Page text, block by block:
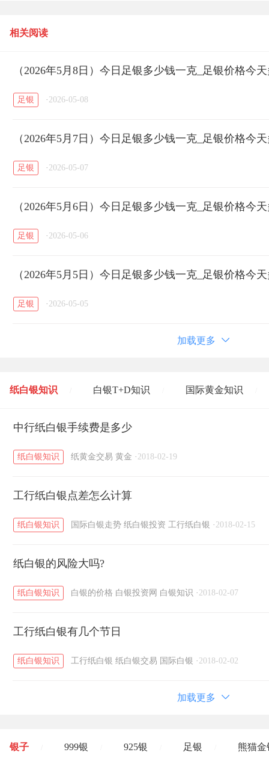
相关阅读
（2026年5月8日）今日足银多少钱一克_足银价格今
足银 · 2026-05-08
（2026年5月7日）今日足银多少钱一克_足银价格今
足银 · 2026-05-07
（2026年5月6日）今日足银多少钱一克_足银价格今
足银 · 2026-05-06
（2026年5月5日）今日足银多少钱一克_足银价格今
足银 · 2026-05-05
加载更多
纸白银知识 白银T+D知识 国际黄金知识
黄金T+D知识 / 粤贵银知识
中行纸白银手续费是多少
纸白银知识 纸黄金交易 黄金 · 2018-02-19
工行纸白银点差怎么计算
纸白银知识 国际白银走势 纸白银投资 工行纸白银 · 2018-02-15
纸白银的风险大吗?
纸白银知识 白银的价格 白银投资网 白银知识 · 2018-02-07
工行纸白银有几个节日
纸白银知识 工行纸白银 纸白银交易 国际白银 · 2018-02-02
加载更多
银子 999银 925银 足银 熊猫金